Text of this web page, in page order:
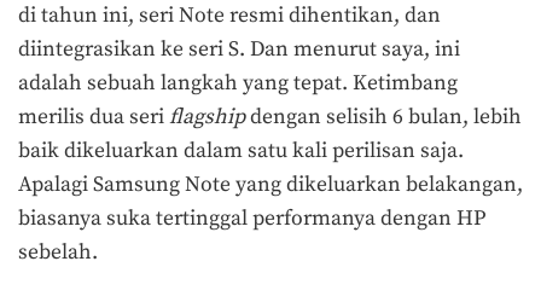
di tahun ini, seri Note resmi dihentikan, dan
diintegrasikan ke seri S. Dan menurut saya, ini
adalah sebuah langkah yang tepat. Ketimbang
merilis dua seriflagshipdengan selisih 6 bulan, lebih
baik dikeluarkan dalam satu kali perilisan saja.
Apalagi Samsung Note yang dikeluarkan belakangan,
biasanya suka tertinggal performanya dengan HP
sebelah.